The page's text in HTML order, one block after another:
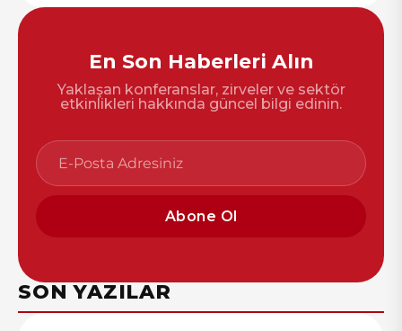
En Son Haberleri Alın
Yaklaşan konferanslar, zirveler ve sektör
etkinlikleri hakkında güncel bilgi edinin.
Abone Ol
SON YAZILAR